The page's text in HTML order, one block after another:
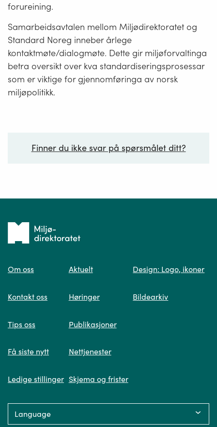
forureining.
Samarbeidsavtalen mellom Miljødirektoratet og
Standard Noreg inneber årlege
kontaktmøte/dialogmøte. Dette gir miljøforvaltinga
betra oversikt over kva standardiseringsprosessar
som er viktige for gjennomføringa av norsk
miljøpolitikk.
Finner du ikke svar på spørsmålet ditt?
Spør oss
søk og viser deg vår mest relevante
Fikk du ikke svar på spørsmålet ditt?
Trykk på knappen under og fyll inn
Tilbake
forsiden
Om oss
Kontakt oss
Tips oss
Få siste nytt
Ledige stillinger
Aktuelt
Høringer
Publikasjoner
Nettjenester
Skjema og frister
Design: Logo, ikoner
Bildearkiv